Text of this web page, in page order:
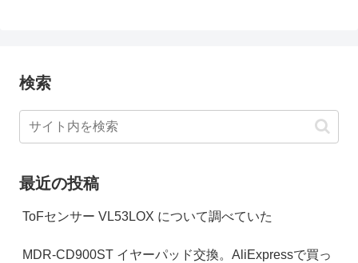
検索
最近の投稿
ToFセンサー VL53LOX について調べていた
MDR-CD900ST イヤーパッド交換。AliExpressで買っ